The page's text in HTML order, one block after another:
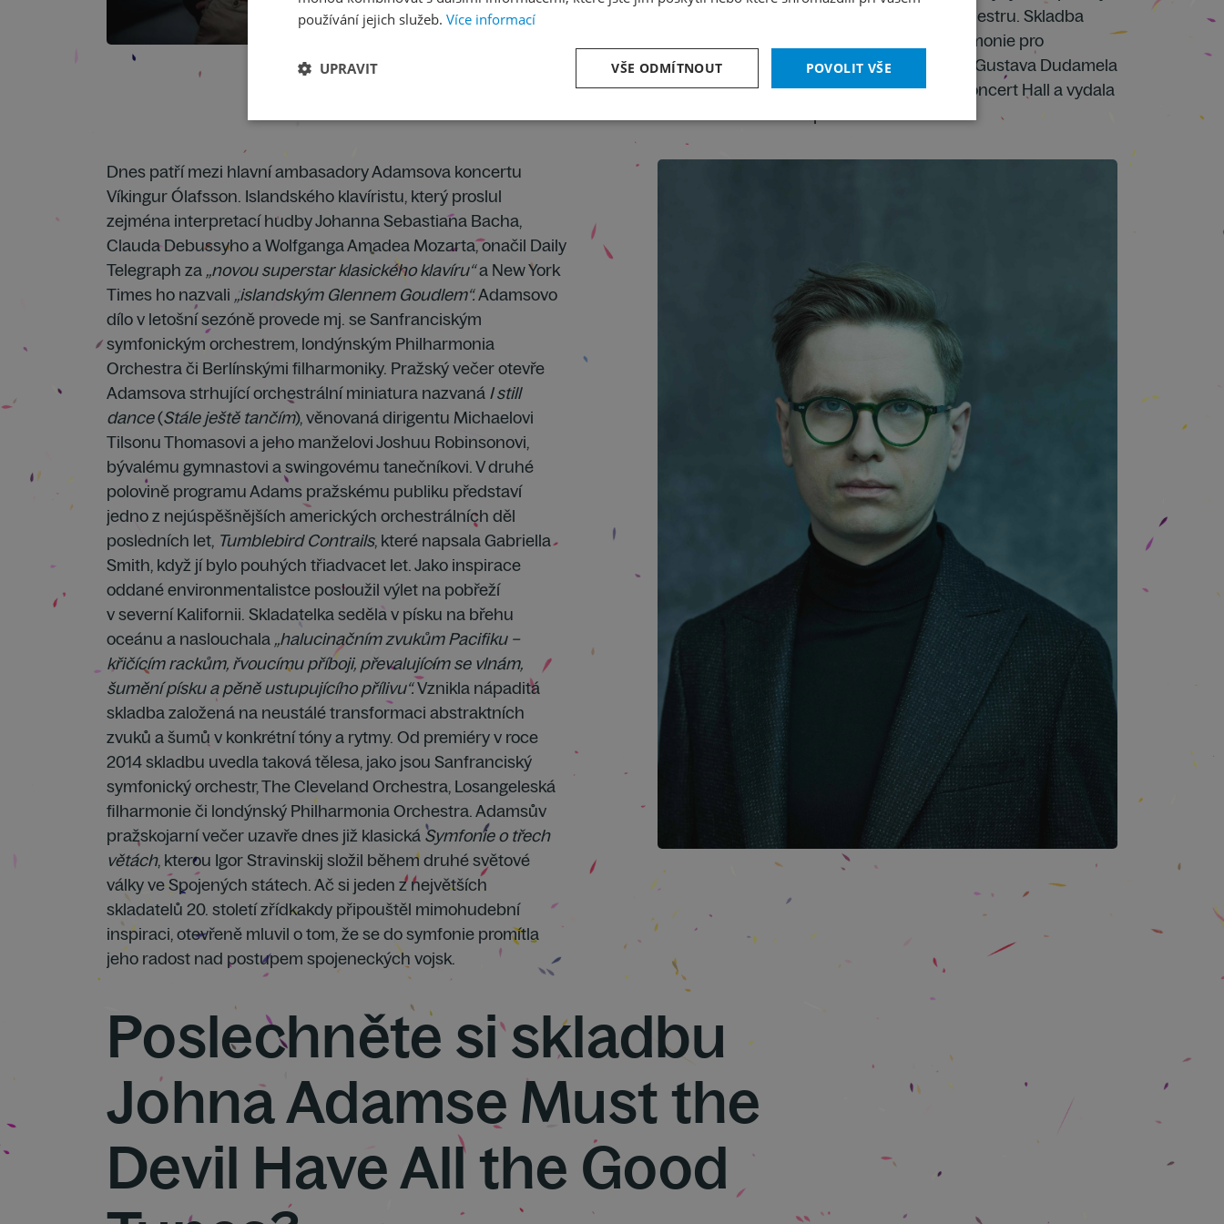
rify baskytary, kterou Adams zapojil do orchestru. Skladba
vznikla na objednávku Losangeleské filharmonie pro
klavíristku Yuju Wang, která ji pod vedením Gustava Dudamela
v roce 2019 premiérovala ve Walt Disney Concert Hall a vydala
Dnes patří mezi hlavní ambasadory Adamsova koncertu
Víkingur Ólafsson. Islandského klavíristu, který proslul
zejména interpretací hudby Johanna Sebastiana Bacha,
Clauda Debussyho a Wolfganga Amadea Mozarta, onačil Daily
Telegraph za „novou superstar klasického klavíru“a New York
Times ho nazvali „islandským Glennem Goudlem“.Adamsovo
dílo v letošní sezóně provede mj. se Sanfranciským
symfonickým orchestrem, londýnským Philharmonia
Orchestra či Berlínskými filharmoniky. Pražský večer otevře
Adamsova strhující orchestrální miniatura nazvaná I still
dance(Stále ještě tančím), věnovaná dirigentu Michaelovi
Tilsonu Thomasovi a jeho manželovi Joshuu Robinsonovi,
bývalému gymnastovi a swingovému tanečníkovi. V druhé
polovině programu Adams pražskému publiku představí
jedno z nejúspěšnějších amerických orchestrálních děl
posledních let, Tumblebird Contrails, které napsala Gabriella
Smith, když jí bylo pouhých třiadvacet let. Jako inspirace
oddané environmentalistce posloužil výlet na pobřeží
v severní Kalifornii. Skladatelka seděla v písku na břehu
oceánu a naslouchala „halucinačním zvukům Pacifiku –
křičícím rackům, řvoucímu příboji, převalujícím se vlnám,
šumění písku a pěně ustupujícího přílivu“.Vznikla nápaditá
skladba založená na neustálé transformaci abstraktních
zvuků a šumů v konkrétní tóny a rytmy. Od premiéry v roce
2014 skladbu uvedla taková tělesa, jako jsou Sanfranciský
symfonický orchestr, The Cleveland Orchestra, Losangeleská
filharmonie či londýnský Philharmonia Orchestra. Adamsův
pražskojarní večer uzavře dnes již klasická Symfonie o třech
větách, kterou Igor Stravinskij složil během druhé světové
války ve Spojených státech. Ač si jeden z největších
skladatelů 20. století zřídkakdy připouštěl mimohudební
inspiraci, otevřeně mluvil o tom, že se do symfonie promítla
jeho radost nad postupem spojeneckých vojsk.
Poslechněte si skladbu
Johna Adamse Must the
Devil Have All the Good
používání jejich služeb. Více informací
POVOLIT VŠE
VŠE ODMÍTNOUT
UPRAVIT